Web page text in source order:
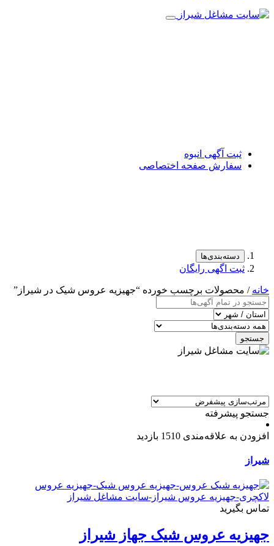
ثبت آگهی انبوه
سفارش صفحه اختصاصی
دسته‌بندی‌ها
ثبت اگهی رایگان
خانه / محصولات برچسب خورده “جهیزیه عروس شیک در شیراز”
جستجو
جستجو پیشرفته
افزودن به علاقه‌مندی 1510 بازدید
شیراز
تماس بگیرید
جهیزیه عروس شیک جهاز شیراز